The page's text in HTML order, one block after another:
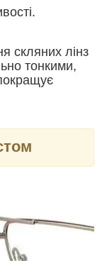
скляних лінз
тонкими,